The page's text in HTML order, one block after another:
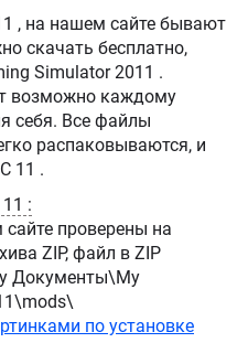
скачать бесплатно,
2011 .
возможно каждому
себя. Все файлы
распаковываются, и
легко устанавливаются в ФС 11 .
Как установить мод для FS 11 :
проверены на
ZIP, файл в ZIP
Документы\My
по установке